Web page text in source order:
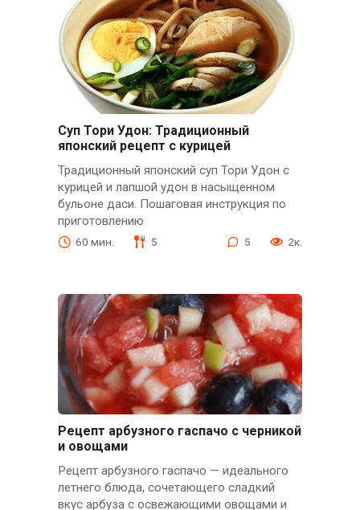
Суп Тори Удон: Традиционный
японский рецепт с курицей
Традиционный японский суп Тори Удон с
курицей и лапшой удон в насыщенном
бульоне даси. Пошаговая инструкция по
приготовлению
60 мин. 5 5 2к.
Рецепт арбузного гаспачо с черникой
и овощами
Рецепт арбузного гаспачо — идеального
летнего блюда, сочетающего сладкий
вкус арбуза с освежающими овощами и